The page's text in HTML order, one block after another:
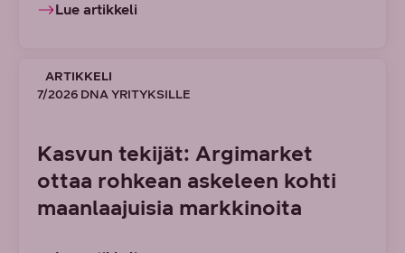
Lue artikkeli
ARTIKKELI
7/2026 DNA YRITYKSILLE
Kasvun tekijät: Argimarket
ottaa rohkean askeleen kohti
maanlaajuisia markkinoita